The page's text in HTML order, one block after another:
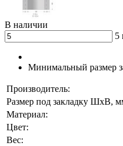
В наличии
5
Минимальный размер
Производитель:
Размер под закладку ШхВ,
Материал:
Цвет:
Вес: